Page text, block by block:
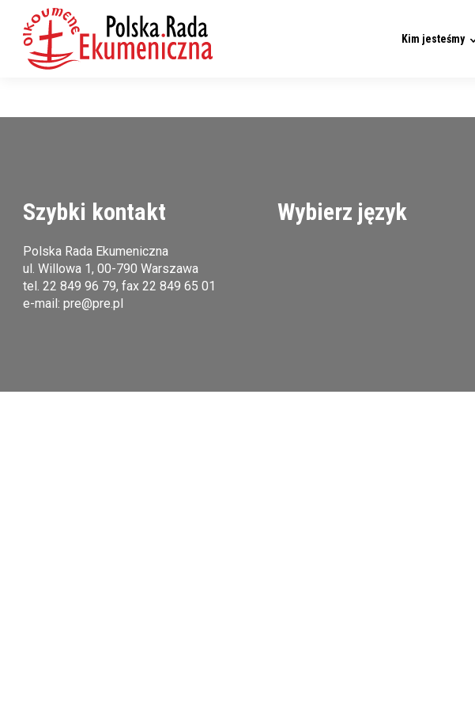
Kim jesteśmy
Szybki kontakt
Polska Rada Ekumeniczna
ul. Willowa 1, 00-790 Warszawa
tel.22 849 96 79, fax 22 849 65 01
e-mail:pre@pre.pl
Wybierz język